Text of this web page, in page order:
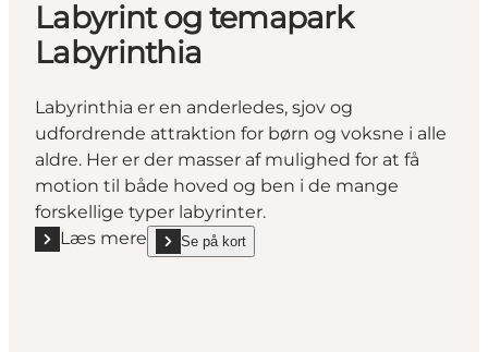
Labyrint og temapark
Labyrinthia
Labyrinthia er en anderledes, sjov og
udfordrende attraktion for børn og voksne i alle
aldre. Her er der masser af mulighed for at få
motion til både hoved og ben i de mange
forskellige typer labyrinter.
Læs mere
Læs mere "Labyrint og temapark Labyrinthia"
Se på kort
show Labyrint og temapark Labyrinthia on_map